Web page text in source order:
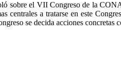
sobre el VII Congreso de la
centrales a tratarse en este
se decida acciones